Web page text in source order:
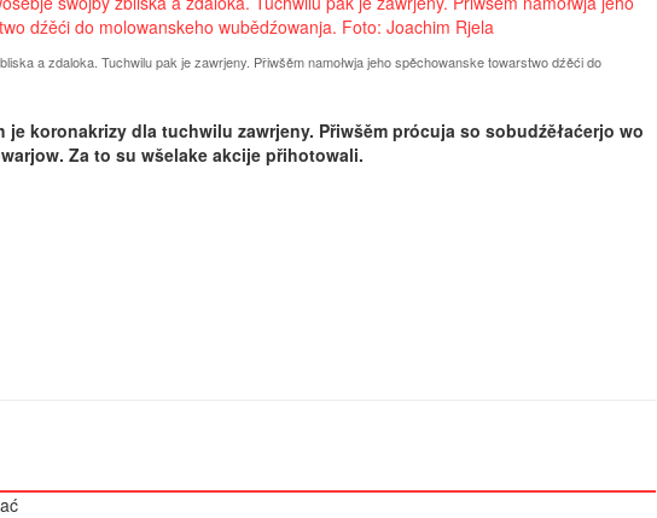
a zdaloka. Tuchwilu pak je zawrjeny. Přiwšěm namołwja jeho spěchowanske towarstwo dźěći do
koronakrizy dla tuchwilu za­wrjeny. Přiwšěm prócuja so sobudźěłaćerjo wo
Za to su wšelake ­akcije přihotowali.